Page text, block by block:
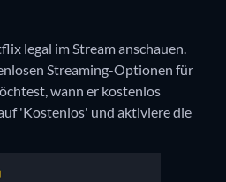
legal im Stream anschauen.
Streaming-Optionen für
wann er kostenlos
'Kostenlos' und aktiviere die